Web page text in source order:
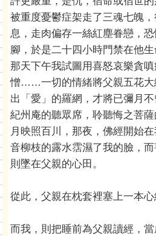
被重度憂鬱症架走了三魂七魄
息，走肉偏存一絲紅塵眷戀，
腳，於是二十四小時門禁在他生
那天下午我試圖用喜怒哀樂貪
憎……一切的情緒將父親五花大
出「愛」的羅網，才將已彌月
紀州庵的聽眾席，聆聽悔之菩
月映照百川，那夜，佛經開始
音柳枝的露水霑濕了我的臉，
則墜在父親的心田。
從此，父親在枕套裡塞上一本心
而我，則把睡前為父親讀經，